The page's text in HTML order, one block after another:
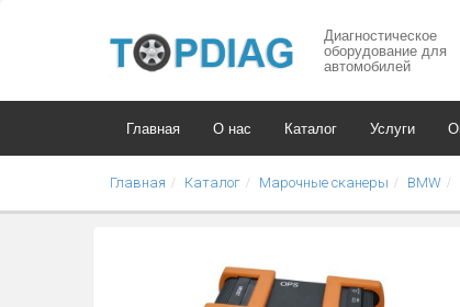
Диагностическое
оборудование для
автомобилей
Главная О нас Каталог Услуги
Главная Каталог Марочные сканеры BMW